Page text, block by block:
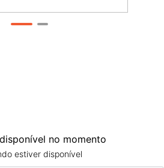
no momento
estiver disponível